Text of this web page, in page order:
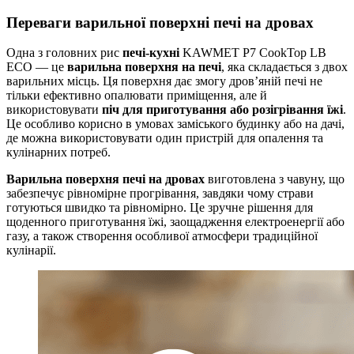
Переваги варильної поверхні печі на дровах
Одна з головних рис печі-кухніKAWMET P7 CookTop LB
ECO — це варильна поверхня на печі, яка складається з двох
варильних місць. Ця поверхня дає змогу дров’яній печі не
тільки ефективно опалювати приміщення, але й
використовувати піч для приготування або розігрівання їжі.
Це особливо корисно в умовах заміського будинку або на дачі,
де можна використовувати один пристрій для опалення та
кулінарних потреб.
Варильна поверхня печі на дровах виготовлена з чавуну, що
забезпечує рівномірне прогрівання, завдяки чому страви
готуються швидко та рівномірно. Це зручне рішення для
щоденного приготування їжі, заощадження електроенергії або
газу, а також створення особливої атмосфери традиційної
кулінарії.